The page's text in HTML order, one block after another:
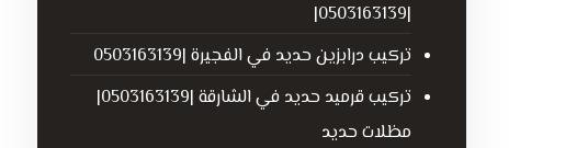
|0503163139|
تركيب درابزين حديد في الفجيرة |0503163139
تركيب قرميد حديد في الشارقة |0503163139|
مظلات حديد